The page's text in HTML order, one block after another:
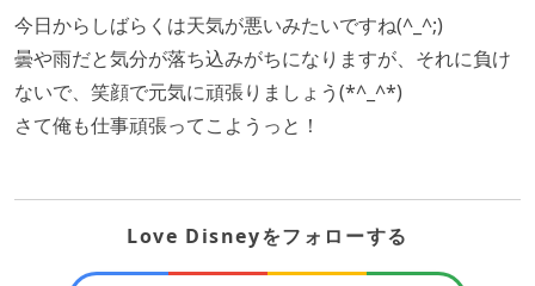
今日からしばらくは天気が悪いみたいですね(^_^;)
曇や雨だと気分が落ち込みがちになりますが、それに負け
ないで、笑顔で元気に頑張りましょう(*^_^*)
さて俺も仕事頑張ってこようっと！
Love Disneyをフォローする